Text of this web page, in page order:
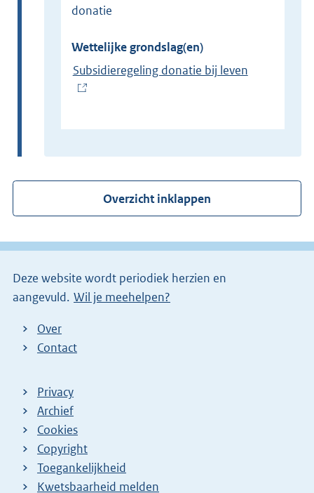
donatie
Wettelijke grondslag(en)
Subsidieregeling donatie bij leven
x
r
l
n
k
Overzicht inklappen
Deze website wordt periodiek herzien en
aangevuld. Wil je meehelpen?
Over
Contact
Privacy
Archief
Cookies
Copyright
Toegankelijkheid
Kwetsbaarheid melden